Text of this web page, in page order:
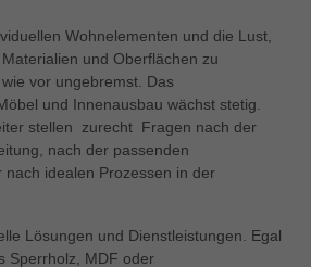
Nam
việt
Wohnelementen und die Lust,
und Oberflächen zu
vor ungebremst. Das
und Innenausbau wächst stetig.
stellen zurecht Fragen nach der
nach der passenden
nach idealen Prozessen in der
Lösungen und Dienstleistungen. Egal
Sperrholz, MDF oder